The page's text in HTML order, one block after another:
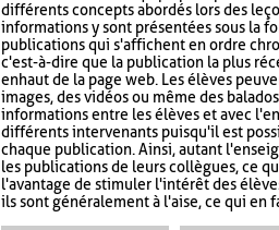
différents concepts abordés lors des
informations y sont présentées sous la
publications qui s'affichent en ordre
c'est-à-dire que la publication la plus
en haut de la page web. Les élèves
images, des vidéos ou même des
informations entre les élèves et avec
différents intervenants puisqu'il est
chaque publication. Ainsi, autant
les publications de leurs collègues, ce
l'avantage de stimuler l'intérêt des
ils sont généralement à l'aise, ce qui en